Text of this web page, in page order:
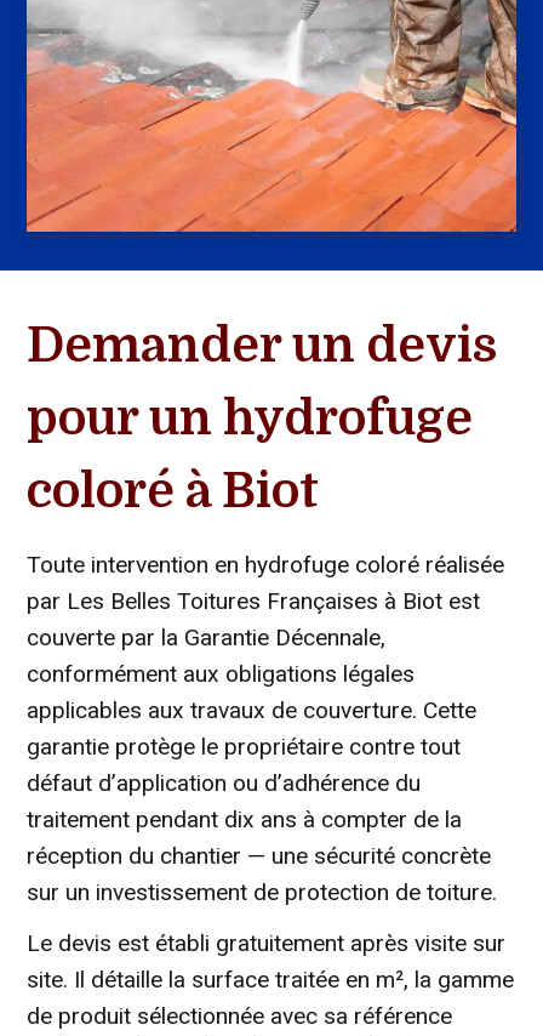
Demander un devis
pour un hydrofuge
coloré à Biot
Toute intervention en hydrofuge coloré réalisée
par Les Belles Toitures Françaises à Biot est
couverte par la Garantie Décennale,
conformément aux obligations légales
applicables aux travaux de couverture. Cette
garantie protège le propriétaire contre tout
défaut d’application ou d’adhérence du
traitement pendant dix ans à compter de la
réception du chantier — une sécurité concrète
sur un investissement de protection de toiture.
Le devis est établi gratuitement après visite sur
site. Il détaille la surface traitée en m², la gamme
de produit sélectionnée avec sa référence